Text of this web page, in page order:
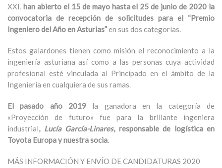
XXI, han abierto el 15 de mayo hasta el 25 de junio de 2020 la
convocatoria de recepción de solicitudes para el “Premio
Ingeniero del Año en Asturias”en sus dos categorías.
Estos galardones tienen como misión el reconocimiento a la
ingeniería asturiana así como a las personas cuya actividad
profesional esté vinculada al Principado en el ámbito de la
Ingeniería en cualquiera de sus ramas.
El pasado año 2019 la ganadora en la categoría de
«Proyección de futuro» fue para la brillante ingeniera
industrial, Lucía García-Linares, responsable de logística en
Toyota Europa y nuestra socia.
MÁS INFORMACIÓN Y ENVÍO DE CANDIDATURAS 2020